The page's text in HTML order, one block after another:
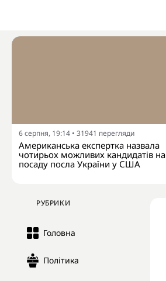
6 серпня, 19:14 • 31941 перегляди
Американська експертка назвала
чотирьох можливих кандидатів на
посаду посла України у США
РУБРИКИ
Головна
Політика